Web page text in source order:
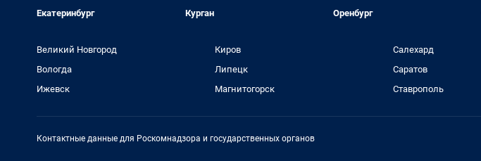
Екатеринбург
Курган
Оренбург
Великий Новгород
Вологда
Ижевск
Киров
Липецк
Магнитогорск
Салехард
Саратов
Ставрополь
Контактные данные для Роскомнадзора и государственных органов